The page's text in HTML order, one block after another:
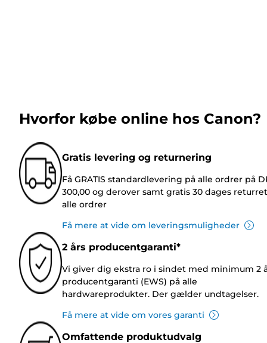
Hvorfor købe online hos Canon?
Gratis levering og returnering
Få GRATIS standardlevering på alle ordrer på
300,00 og derover samt gratis 30 dages
alle ordrer
Få mere at vide om leveringsmuligheder
2 års producentgaranti*
Vi giver dig ekstra ro i sindet med minimum 2
producentgaranti (EWS) på alle
hardwareprodukter. Der gælder undtagelser.
Få mere at vide om vores garanti
Omfattende produktudvalg